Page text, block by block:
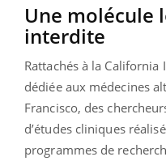
Une molécule
interdite
Rattachés à la
dédiée aux médecines
Francisco, des
d’études cliniques
programmes de